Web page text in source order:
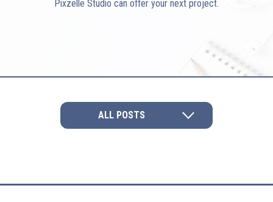
Pixzelle Studio can offer your next project.
ALL POSTS